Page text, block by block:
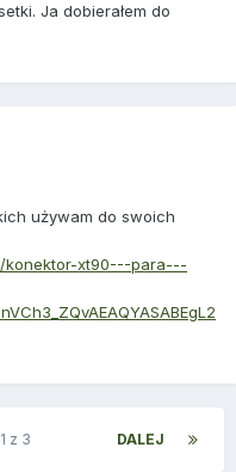
Ja dobierałem do
używam do swoich
konektor-xt90---para---
DALEJ
z 3